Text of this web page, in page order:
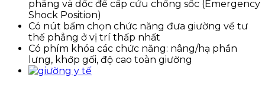
phẳng và dốc để cấp cứu chống sốc (Emergency
Shock Position)
Có nút bấm chọn chức năng đưa giường về tư
thế phẳng ở vị trí thấp nhất
Có phím khóa các chức năng: nâng/hạ phần
lưng, khớp gối, độ cao toàn giường